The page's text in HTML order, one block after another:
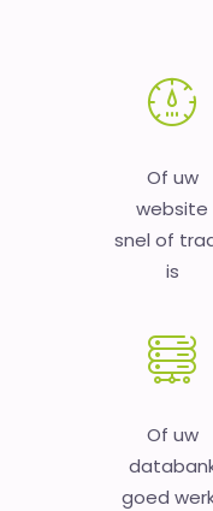
Of uw
website
snel of
is
Of uw
goed